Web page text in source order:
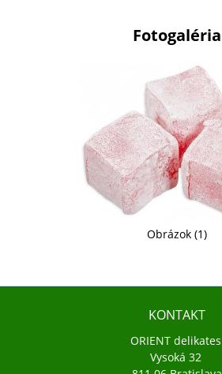
Fotogaléria
Obrázok (1)
KONTAKT
ORIENT delikates
Vysoká 32